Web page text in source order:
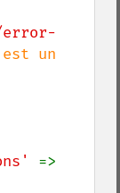
error-
un